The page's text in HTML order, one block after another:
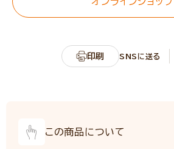
炭水化物 11.7g
(参考値として分析)
54mg
印刷 SNSに送る
この商品について